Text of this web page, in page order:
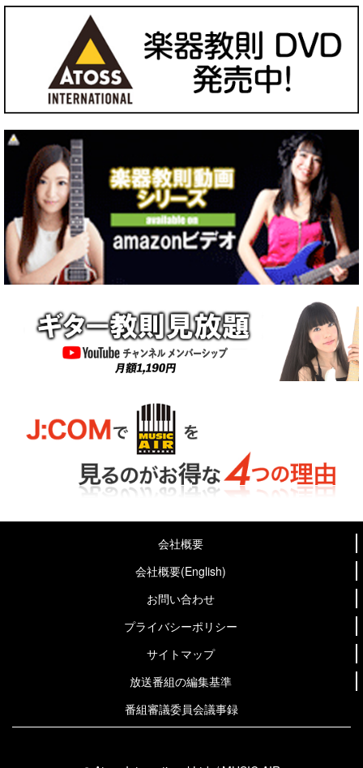
会社概要
会社概要(English)
お問い合わせ
プライバシーポリシー
サイトマップ
放送番組の編集基準
番組審議委員会議事録